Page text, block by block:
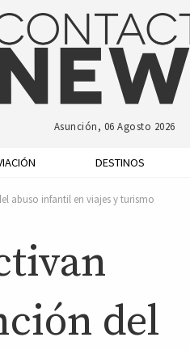
Asunción, 06 Agosto 2026
DESTINOS
abuso infantil en viajes y turismo
del